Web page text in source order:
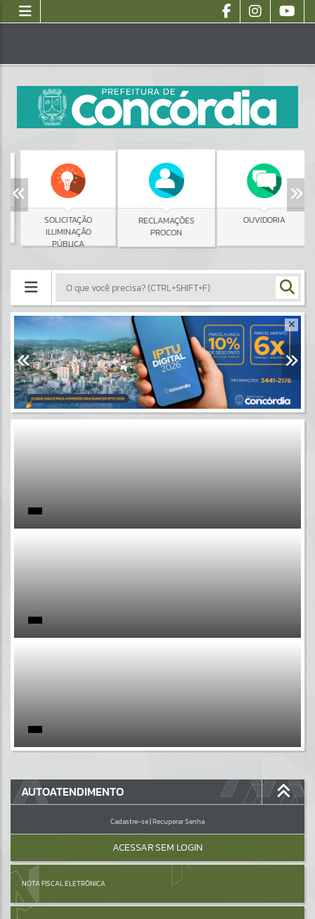
SOLICITAÇÃO
ILUMINAÇÃO
PÚBLICA
RECLAMAÇÕES
PROCON
OUVIDORIA
Portais
Por favor, aguarde...
Por favor, aguarde...
Por favor, aguarde...
GALERIAS
Por favor, aguarde...
AUTOATENDIMENTO
Cadastre-se|Recuperar Senha
ACESSAR SEM LOGIN
NOTA FISCAL ELETRÔNICA